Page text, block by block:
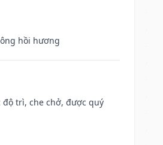
hồi hương
trì, che chở, được quý